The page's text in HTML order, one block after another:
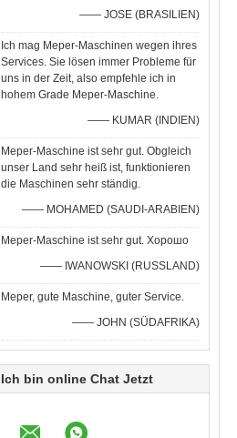
—— JOSE (BRASILIEN)
Ich mag Meper-Maschinen wegen ihres
Services. Sie lösen immer Probleme für
uns in der Zeit, also empfehle ich in
hohem Grade Meper-Maschine.
—— KUMAR (INDIEN)
Meper-Maschine ist sehr gut. Obgleich
unser Land sehr heiß ist, funktionieren
die Maschinen sehr ständig.
—— MOHAMED (SAUDI-ARABIEN)
Meper-Maschine ist sehr gut. Хорошо
—— IWANOWSKI (RUSSLAND)
Meper, gute Maschine, guter Service.
—— JOHN (SÜDAFRIKA)
Ich bin online Chat Jetzt